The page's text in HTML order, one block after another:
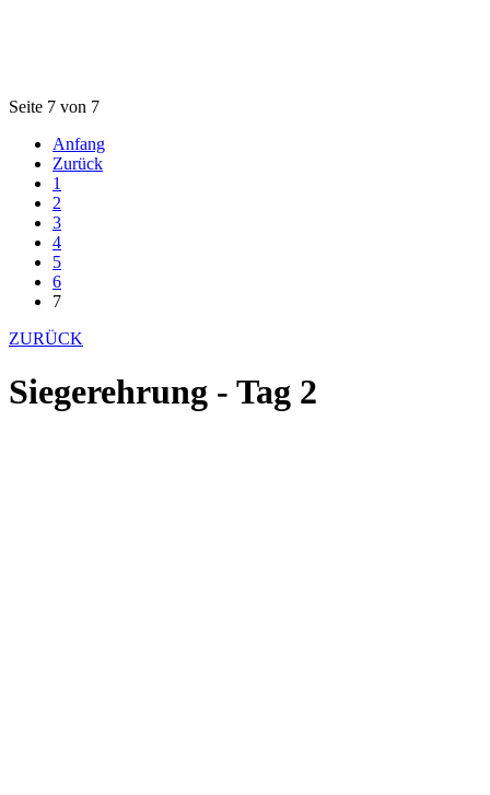
Seite 7 von 7
Anfang
Zurück
1
2
3
4
5
6
7
ZURÜCK
Siegerehrung - Tag 2